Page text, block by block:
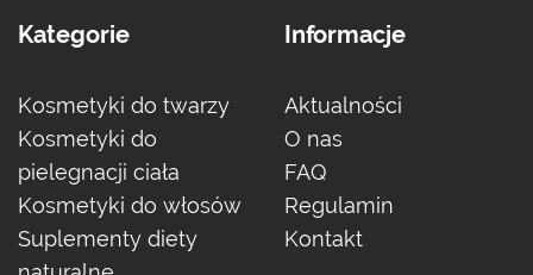
Kategorie
Kosmetyki do twarzy
Kosmetyki do
pielegnacji ciała
Kosmetyki do włosów
Suplementy diety
Informacje
Aktualności
O nas
FAQ
Regulamin
Kontakt